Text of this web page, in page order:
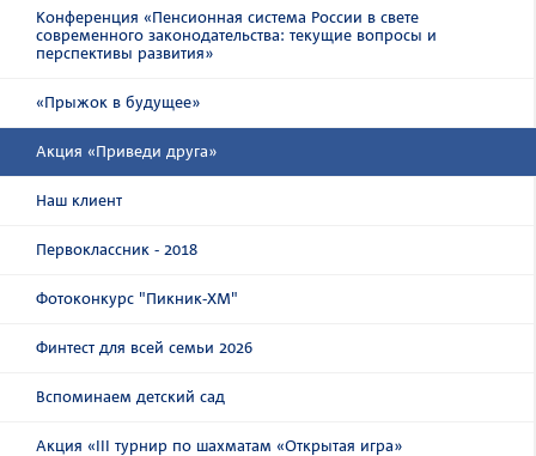
Конференция «Пенсионная система России в свете
современного законодательства: текущие вопросы и
перспективы развития»
«Прыжок в будущее»
Акция «Приведи друга»
Наш клиент
Первоклассник - 2018
Фотоконкурс "Пикник-ХМ"
Финтест для всей семьи 2026
Вспоминаем детский сад
Акция «III турнир по шахматам «Открытая игра»